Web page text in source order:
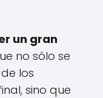
un gran
no sólo se
los
sino que